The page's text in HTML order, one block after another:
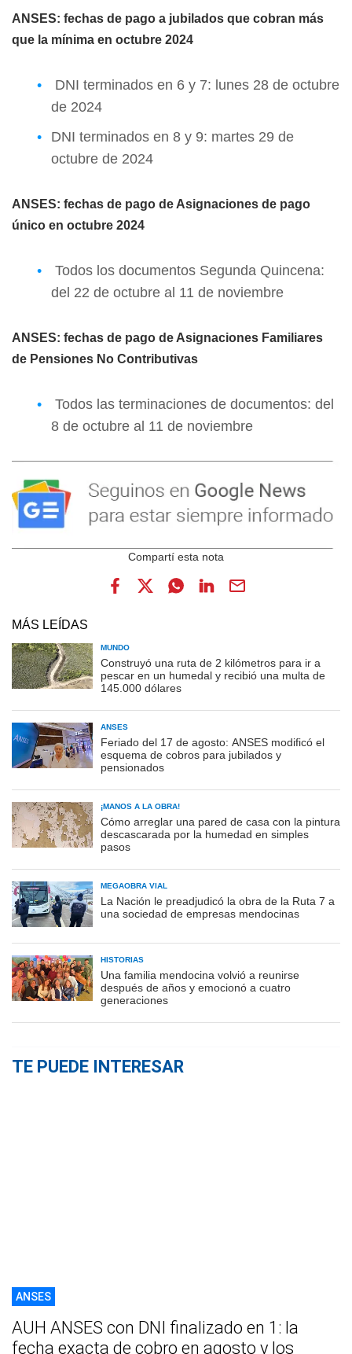
ANSES: fechas de pago a jubilados que cobran más
que la mínima en octubre 2024
DNI terminados en 6 y 7: lunes 28 de octubre
de 2024
DNI terminados en 8 y 9: martes 29 de
octubre de 2024
ANSES: fechas de pago de Asignaciones de pago
único en octubre 2024
Todos los documentos Segunda Quincena:
del 22 de octubre al 11 de noviembre
ANSES: fechas de pago de Asignaciones Familiares
de Pensiones No Contributivas
Todos las terminaciones de documentos: del
8 de octubre al 11 de noviembre
MÁS LEÍDAS
MUNDO
Construyó una ruta de 2 kilómetros para ir a
pescar en un humedal y recibió una multa de
145.000 dólares
ANSES
Feriado del 17 de agosto: ANSES modificó el
esquema de cobros para jubilados y
pensionados
¡MANOS A LA OBRA!
Cómo arreglar una pared de casa con la pintura
descascarada por la humedad en simples
pasos
MEGAOBRA VIAL
La Nación le preadjudicó la obra de la Ruta 7 a
una sociedad de empresas mendocinas
HISTORIAS
Una familia mendocina volvió a reunirse
después de años y emocionó a cuatro
generaciones
TE PUEDE INTERESAR
ANSES
AUH ANSES con DNI finalizado en 1: la
fecha exacta de cobro en agosto y los